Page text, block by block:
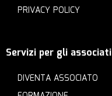
PRIVACY POLICY
Servizi per gli associati
DIVENTA ASSOCIATO